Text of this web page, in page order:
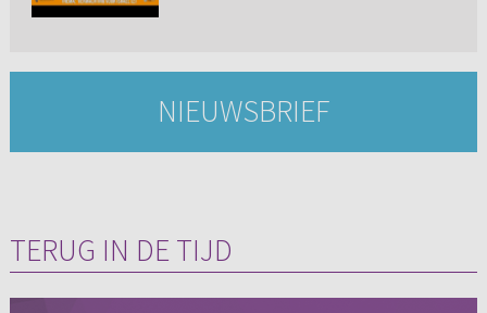
NIEUWSBRIEF
TERUG IN DE TIJD